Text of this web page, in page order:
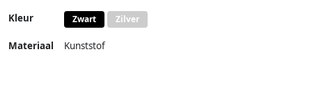
Kleur Zwart Zilver
Materiaal Kunststof